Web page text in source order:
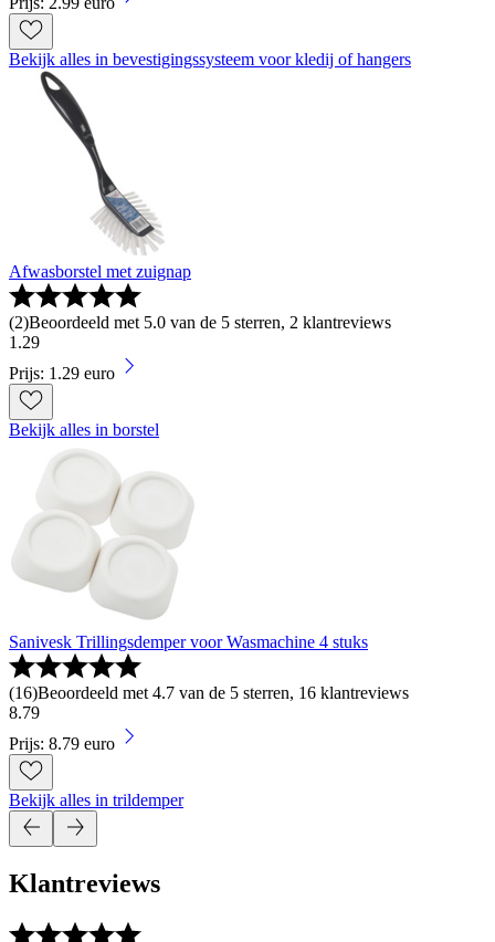
Bekijk alles in bevestigingssysteem voor kledij of hangers
Afwasborstel met zuignap
(2)Beoordeeld met 5.0 van de 5 sterren, 2 klantreviews
1 .29
Prijs: 1.29 euro
Bekijk alles in borstel
Sanivesk Trillingsdemper voor Wasmachine 4 stuks
(16)Beoordeeld met 4.7 van de 5 sterren, 16 klantreviews
8.79
Prijs: 8.79 euro
Bekijk alles in trildemper
Klantreviews